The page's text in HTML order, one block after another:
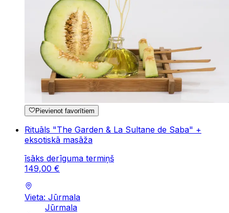
Pievienot favorītiem
Rituāls "The Garden & La Sultane de Saba" +
eksotiskā masāža
īsāks derīguma termiņš
149,00 €
Vieta: Jūrmala
Jūrmala